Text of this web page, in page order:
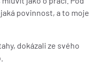
povinnost, a to moje
dokázali ze svého